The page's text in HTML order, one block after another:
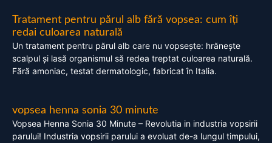
Tratament pentru părul alb fără vopsea: cum îți
redai culoarea naturală
Un tratament pentru părul alb care nu vopsește: hrănește
scalpul și lasă organismul să redea treptat culoarea naturală.
Fără amoniac, testat dermatologic, fabricat în Italia.
vopsea henna sonia 30 minute
Vopsea Henna Sonia 30 Minute – Revolutia in industria vopsirii
parului! Industria vopsirii parului a evoluat de-a lungul timpului,